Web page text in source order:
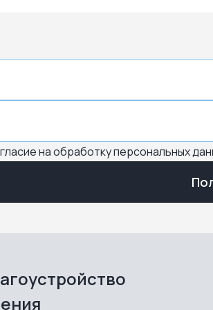
на обработку персональных